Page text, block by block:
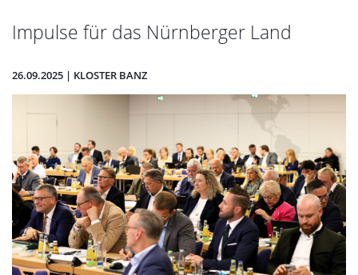
Impulse für das Nürnberger Land
26.09.2025 | KLOSTER BANZ